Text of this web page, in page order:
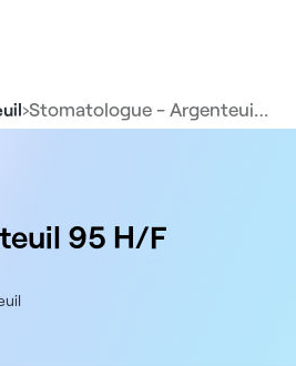
›Stomatologue - Argenteui…
95 H/F